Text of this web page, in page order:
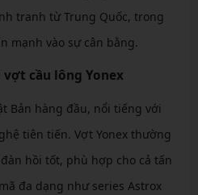
tranh từ Trung Quốc, trong
mạnh vào sự cân bằng.
cầu lông Yonex
Bản hàng đầu, nổi tiếng với
tiên tiến. Vợt Yonex thường
hồi tốt, phù hợp cho cả tấn
đa dạng như series Astrox